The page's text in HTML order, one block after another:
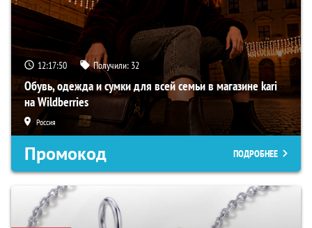
12:17:49 Получили: 32
Обувь, одежда и сумки для всей семьи в магазине kari
на Wildberries
Россия
Промокод ПОДРОБНЕЕ